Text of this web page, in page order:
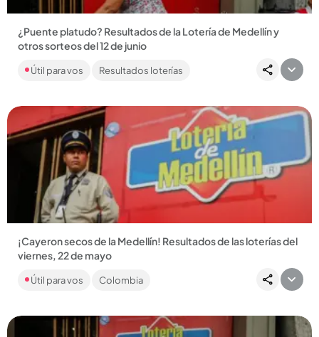
¿Puente platudo? Resultados de la Lotería de Medellín y
otros sorteos del 12 de junio
Este viernes, 12 de junio, además de la Lotería de Medellín, se
realizaron los sorteos de las loterías de Risaralda y
Útil para vos Resultados loterías
Compartir Noticia
¡Cayeron secos de la Medellín! Resultados de las loterías del
viernes, 22 de mayo
Un antioqueño se levantó hoy lleno de felicidad al haberse
cogido un seco de $ 700.000.000. No olvide que también
Útil para vos Colombia